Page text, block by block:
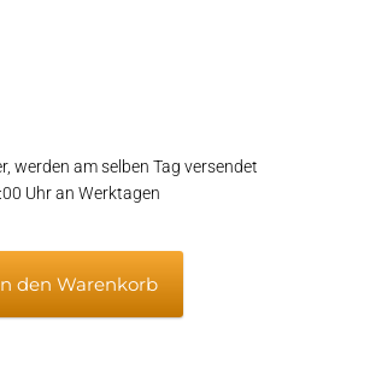
werden am selben Tag versendet
Uhr an Werktagen
den Warenkorb